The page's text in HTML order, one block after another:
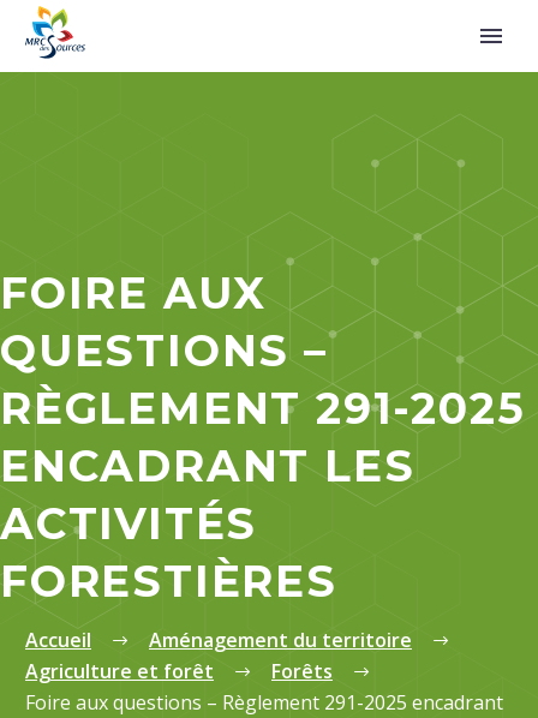
FOIRE AUX
QUESTIONS –
RÈGLEMENT 291-2025
ENCADRANT LES
ACTIVITÉS
FORESTIÈRES
Accueil
Aménagement du territoire
Agriculture et forêt
Forêts
Foire aux questions – Règlement 291-2025 encadrant